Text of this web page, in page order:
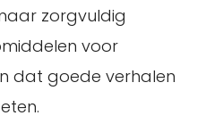
zorgvuldig
voor
dat goede verhalen